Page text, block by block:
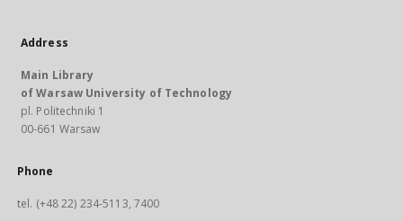
Address
Main Library
of Warsaw University of Technology
pl. Politechniki 1
00-661 Warsaw
Phone
tel. (+48 22) 234-5113, 7400